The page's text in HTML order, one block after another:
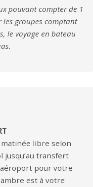
pouvant compter de 1
les groupes comptant
le voyage en bateau
matinée libre selon
jusqu’au transfert
pour votre
est à votre